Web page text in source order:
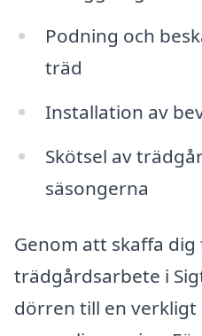
Podning och
träd
Installation av
Skötsel av
säsongerna
Genom att skaffa
trädgårdsarbete i
dörren till en verkligt